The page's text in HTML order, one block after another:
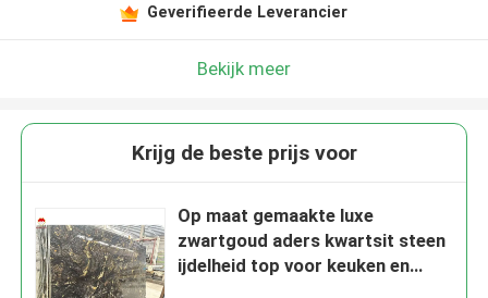
Geverifieerde Leverancier
Bekijk meer
Krijg de beste prijs voor
Op maat gemaakte luxe
zwartgoud aders kwartsit steen
ijdelheid top voor keuken en